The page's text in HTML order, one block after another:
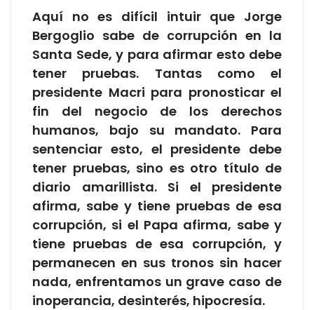
Aquí no es difícil intuir que Jorge
Bergoglio sabe de corrupción en la
Santa Sede, y para afirmar esto debe
tener pruebas. Tantas como el
presidente Macri para pronosticar el
fin del negocio de los derechos
humanos, bajo su mandato. Para
sentenciar esto, el presidente debe
tener pruebas, sino es otro título de
diario amarillista. Si el presidente
afirma, sabe y tiene pruebas de esa
corrupción, si el Papa afirma, sabe y
tiene pruebas de esa corrupción, y
permanecen en sus tronos sin hacer
nada, enfrentamos un grave caso de
inoperancia, desinterés, hipocresía.